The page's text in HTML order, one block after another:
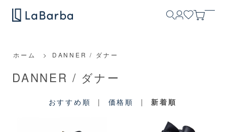
ホーム > DANNER / ダナー
DANNER / ダナー
おすすめ順 | 価格順 | 新着順